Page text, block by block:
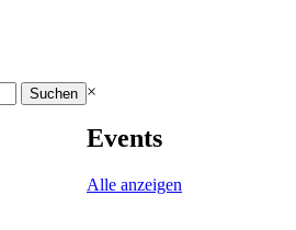
×
Events
Alle anzeigen